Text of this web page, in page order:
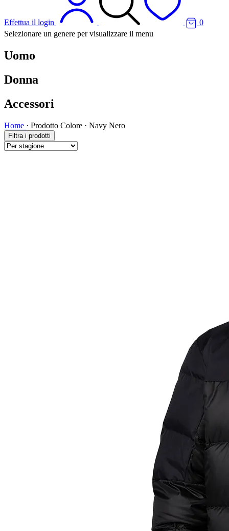
Effettua il login
0
Selezionare un genere per visualizzare il menu
Uomo
Donna
Accessori
Home · Prodotto Colore · Navy Nero
Filtra i prodotti